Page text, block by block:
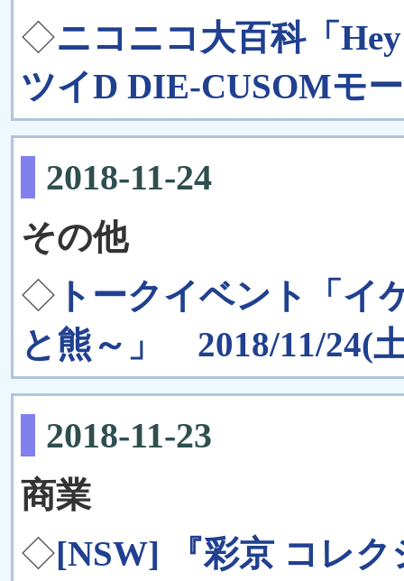
◇ニコニコ大百科「
ツイD DIE-CUSOMモ
2018-11-24
その他
◇ トークイベント「イ
と熊～」 2018/11/24(
2018-11-23
商業
◇[NSW] 『彩京 コレ